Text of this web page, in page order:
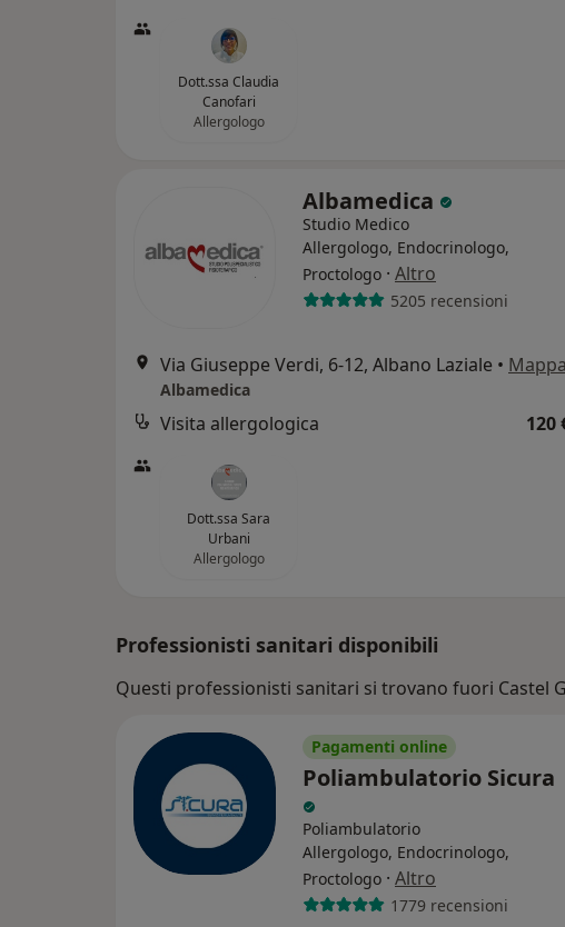
Dott.ssa Claudia
Canofari
Allergologo
Albamedica
Studio Medico
Allergologo, Endocrinologo,
Proctologo · Altro
5205 recensioni
Via Giuseppe Verdi, 6-12, Albano Laziale • Mappa
Albamedica
Visita allergologica 120
Dott.ssa Sara
Urbani
Allergologo
Professionisti sanitari disponibili
Questi professionisti sanitari si trovano fuori Castel
Pagamenti online
Poliambulatorio Sicura
Poliambulatorio
Allergologo, Endocrinologo,
Proctologo · Altro
1779 recensioni